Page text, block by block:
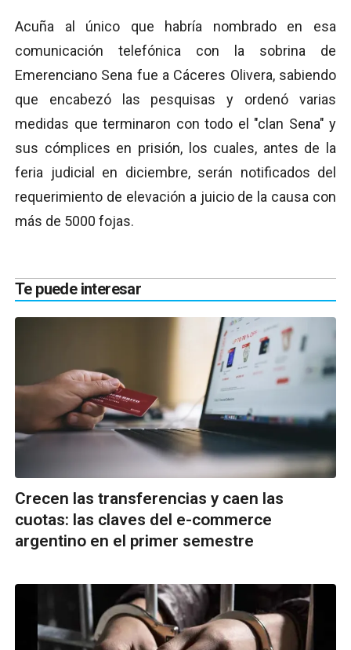
Acuña al único que habría nombrado en esa
comunicación telefónica con la sobrina de
Emerenciano Sena fue a Cáceres Olivera, sabiendo
que encabezó las pesquisas y ordenó varias
medidas que terminaron con todo el "clan Sena" y
sus cómplices en prisión, los cuales, antes de la
feria judicial en diciembre, serán notificados del
requerimiento de elevación a juicio de la causa con
más de 5000 fojas.
Te puede interesar
Crecen las transferencias y caen las
cuotas: las claves del e-commerce
argentino en el primer semestre